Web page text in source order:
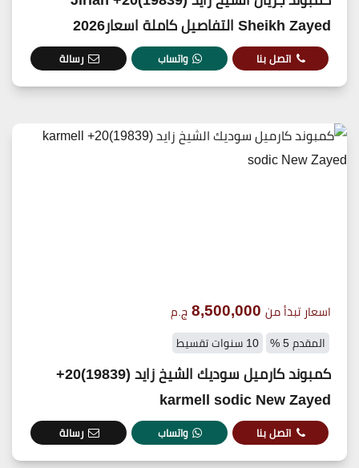
Sheikh Zayed التفاصيل كاملة اسعار2026
اتصل بنا واتساب رسالة
اسعار تبدأ من 8,500,000 ج.م
المقدم 5 % 10 سنوات تقسيط
كمبوند كارميل سوديك الشيخ زايد (19839)20+
karmell sodic New Zayed
اتصل بنا واتساب رسالة